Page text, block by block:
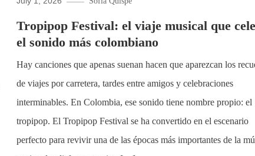
Tropipop Festival: el viaje musical que
el sonido más colombiano
Hay canciones que apenas suenan hacen que aparezcan los
de viajes por carretera, tardes entre amigos y celebraciones
interminables. En Colombia, ese sonido tiene nombre propio: el
tropipop. El Tropipop Festival se ha convertido en el escenario
perfecto para revivir una de las épocas más importantes de la